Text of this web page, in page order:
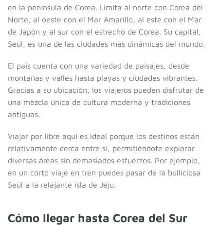
en la península de Corea. Limita al norte con Corea del
Norte, al oeste con el Mar Amarillo, al este con el Mar
de Japón y al sur con el estrecho de Corea. Su capital,
Seúl, es una de las ciudades más dinámicas del mundo.
El país cuenta con una variedad de paisajes, desde
montañas y valles hasta playas y ciudades vibrantes.
Gracias a su ubicación, los viajeros pueden disfrutar de
una mezcla única de cultura moderna y tradiciones
antiguas.
Viajar por libre aquí es ideal porque los destinos están
relativamente cerca entre sí, permitiéndote explorar
diversas áreas sin demasiados esfuerzos. Por ejemplo,
en un corto viaje en tren puedes pasar de la bulliciosa
Seúl a la relajante isla de Jeju.
Cómo llegar hasta Corea del Sur